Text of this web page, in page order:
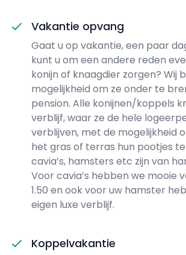
Vakantie opvang
Gaat u op vakantie, een paar
kunt u om een andere reden
konijn of knaagdier zorgen? Wij
mogelijkheid om ze onder te
pension. Alle konijnen/koppels
verblijf, waar ze de hele
verblijven, met de mogelijkheid
het gras of terras hun pootjes
cavia’s, hamsters etc zijn van
Voor cavia’s hebben we mooie
1.50 en ook voor uw hamster
eigen luxe verblijf.
Koppelvakantie